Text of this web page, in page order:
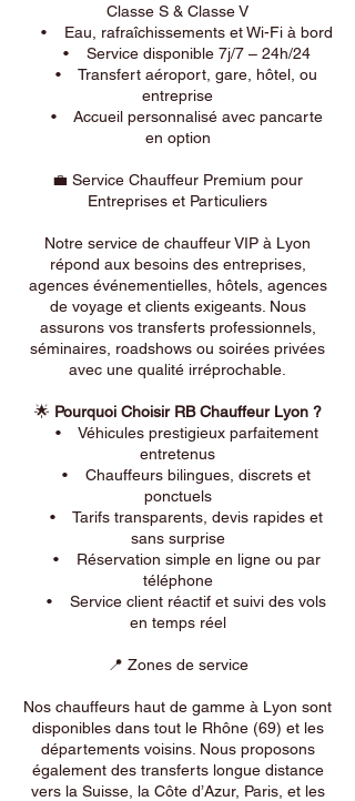
Classe S & Classe V
• Eau, rafraîchissements et Wi-Fi à bord
• Service disponible 7j/7 – 24h/24
• Transfert aéroport, gare, hôtel, ou
entreprise
• Accueil personnalisé avec pancarte
en option
💼 Service Chauffeur Premium pour
Entreprises et Particuliers
Notre service de chauffeur VIP à Lyon
répond aux besoins des entreprises,
agences événementielles, hôtels, agences
de voyage et clients exigeants. Nous
assurons vos transferts professionnels,
séminaires, roadshows ou soirées privées
avec une qualité irréprochable.
🌟 Pourquoi Choisir RB Chauffeur Lyon ?
• Véhicules prestigieux parfaitement
entretenus
• Chauffeurs bilingues, discrets et
ponctuels
• Tarifs transparents, devis rapides et
sans surprise
• Réservation simple en ligne ou par
téléphone
• Service client réactif et suivi des vols
en temps réel
📍 Zones de service
Nos chauffeurs haut de gamme à Lyon sont
disponibles dans tout le Rhône (69) et les
départements voisins. Nous proposons
également des transferts longue distance
vers la Suisse, la Côte d’Azur, Paris, et les